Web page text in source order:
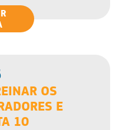
OS
E
10